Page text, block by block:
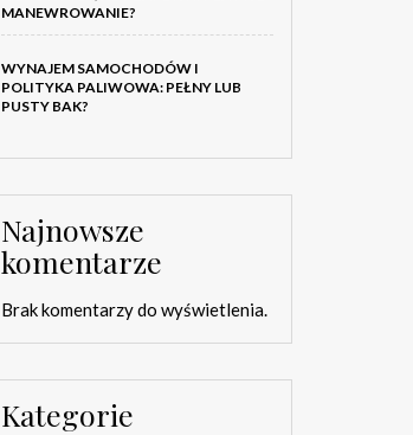
MANEWROWANIE?
WYNAJEM SAMOCHODÓW I
POLITYKA PALIWOWA: PEŁNY LUB
PUSTY BAK?
Najnowsze
komentarze
Brak komentarzy do wyświetlenia.
Kategorie